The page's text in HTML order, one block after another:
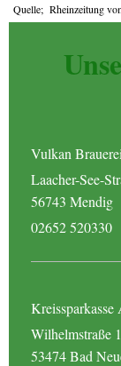
Quelle; Rheinzeitung
Vulkan
Laacher-See-
56743 Mendig
02652 520330
Wilhelmstraße 1
53474 Bad